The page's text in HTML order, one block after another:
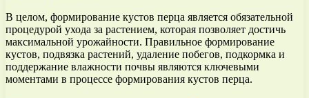
В целом, формирование кустов перца является обязательной
процедурой ухода за растением, которая позволяет достичь
максимальной урожайности. Правильное формирование
кустов, подвязка растений, удаление побегов, подкормка и
поддержание влажности почвы являются ключевыми
моментами в процессе формирования кустов перца.